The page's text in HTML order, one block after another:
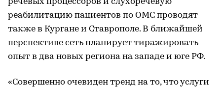
речевых процессоров и слухоречевую
реабилитацию пациентов по ОМС проводят
также в Кургане и Ставрополе. В ближайшей
перспективе сеть планирует тиражировать
опыт в два новых региона на западе и юге РФ.
«Совершенно очевиден тренд на то, что услуги